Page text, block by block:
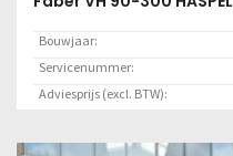
Bouwjaar:
Servicenummer:
Adviesprijs (excl. BTW):